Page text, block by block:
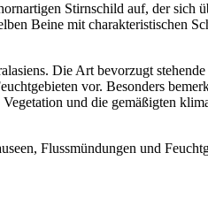
Stirnschild auf, der sich
Beine mit charakteristischen
Die Art bevorzugt
vor. Besonders
und die gemäßigten
Flussmündungen und